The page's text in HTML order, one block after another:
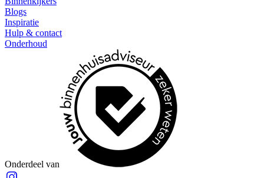
Blogs
Inspiratie
Hulp & contact
Onderhoud
Onderdeel van